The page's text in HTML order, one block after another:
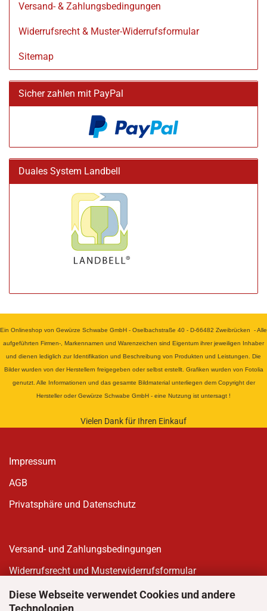
Diese Webseite verwendet Cookies und andere
Technologien
Versand- & Zahlungsbedingungen
Widerrufsrecht & Muster-Widerrufsformular
Sitemap
Sicher zahlen mit PayPal
Duales System Landbell
Ein Onlineshop von Gewürze Schwabe GmbH - Oselbachstraße 40 - D-66482 Zweibrücken - Alle
aufgeführten Firmen-, Markennamen und Warenzeichen sind Eigentum ihrer jeweiligen Inhaber
und dienen lediglich zur Identifikation und Beschreibung von Produkten und Leistungen. Die
Bilder wurden von der Herstellern freigegeben oder selbst erstellt. Grafiken wurden von Fotolia
genutzt. Alle Informationen und das gesamte Bildmaterial unterliegen dem Copyright der
Hersteller oder Gewürze Schwabe GmbH - eine Nutzung ist untersagt !
Vielen Dank für Ihren Einkauf
Impressum
AGB
Privatsphäre und Datenschutz
Versand- und Zahlungsbedingungen
Widerrufsrecht und Musterwiderrufsformular